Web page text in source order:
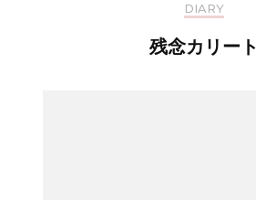
DIARY
残念カリート